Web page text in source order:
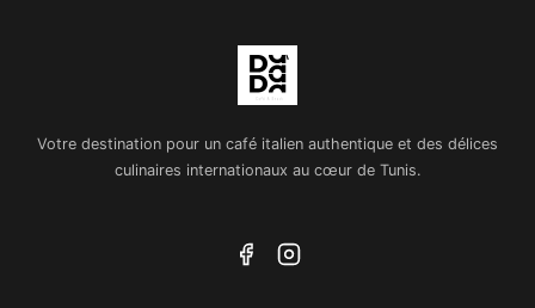
Votre destination pour un café italien authentique et des délices
culinaires internationaux au cœur de Tunis.